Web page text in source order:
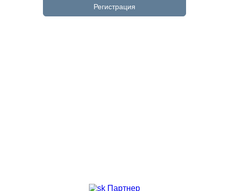
Регистрация